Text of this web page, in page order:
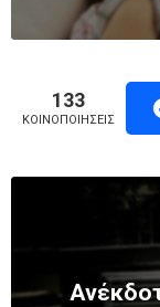
133
ΚΟΙΝΟΠΟΙΉΣΕΙΣ